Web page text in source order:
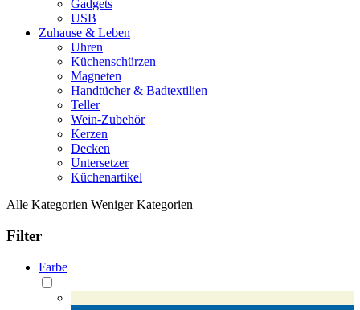
Gadgets
USB
Zuhause & Leben
Uhren
Küchenschürzen
Magneten
Handtücher & Badtextilien
Teller
Wein-Zubehör
Kerzen
Decken
Untersetzer
Küchenartikel
Alle Kategorien Weniger Kategorien
Filter
Farbe